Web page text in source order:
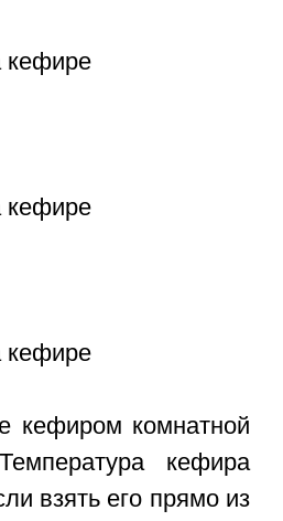
кефиром комнатной
кефира
взять его прямо из